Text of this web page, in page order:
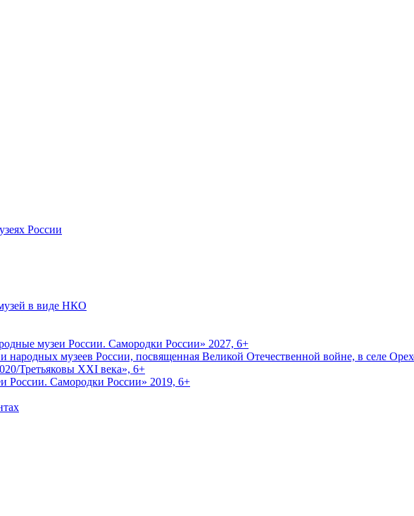
России
в виде НКО
музеи России. Самородки России» 2027, 6+
народных музеев России, посвященная Великой Отечественной войне, в селе
Третьяковы XXI века», 6+
России. Самородки России» 2019, 6+